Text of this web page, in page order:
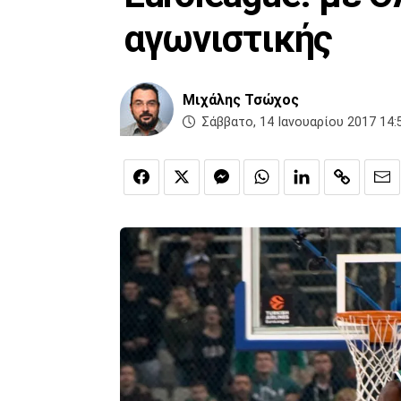
αγωνιστικής
Μιχάλης Τσώχος
Σάββατο, 14 Ιανουαρίου 2017